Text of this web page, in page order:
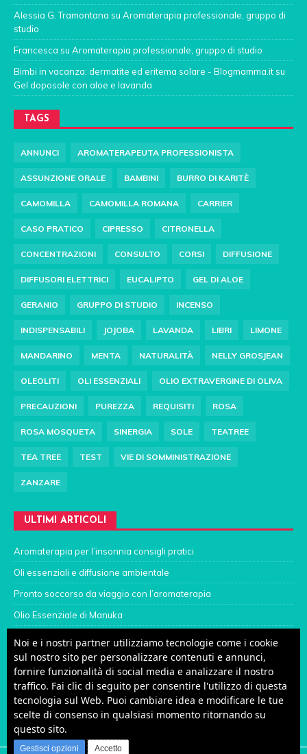
Alessia G. Tramontana su Aromaterapia professionale, gruppo di
studio
Francesca su Aromaterapia professionale, gruppo di studio
Bimbi in vacanza: dermatite ed eritema solare - Blogmamma.itsu
Gel doposole con aloe e lavanda
TAGS
ANNUNCI AROMATERAPEUTA PROFESSIONISTA
ASSUNZIONE ORALE BAMBINI BURRO DI KARITÈ
CAMOMILLA CAMOMILLA ROMANA CARRIER
CASO PRATICO CIPRESSO CITRONELLA
CONCENTRAZIONI CONSULTO CORSI DIFFUSIONE
DIFFUSORI ELETTRICI EUCALIPTO GEL DI ALOE
GERANIO GRUPPO DI STUDIO INCENSO
INDISPENSABILI JOJOBA LAVANDA LIBRI LIMONE
MANDARINO MENTA NATURALITÀ NELLY GROSJEAN
OLEOLITI OLI ESSENZIALI OLIO EXTRAVERGINE DI OLIVA
PRECAUZIONI PUREZZA REQUISITI ROSA
ROSA MOSQUETA SINERGIA SOLE TEATREE
TEA TREE TEST VIE DI SOMMINISTRAZIONE
ZANZARE
ULTIMI ARTICOLI
Aromaterapia per l’insonnia consigli pratici
Oli essenziali e diffusione ambientale
Pronto soccorso da viaggio con l’aromaterapia
Olio Essenziale di Manuka
Gengive infiammate che sanguinano
Varicella, aromaterapia per alleviare prurito e gonfiore
Otite dei bambini e aromaterapia
Aromaterapia Professionale su Facebook
Noi e i nostri partner utilizziamo tecnologie come i cookie
sul nostro sito per personalizzare contenuti e annunci,
fornire funzionalità di social media e analizzare il nostro
traffico. Fai clic di seguito per consentire l'utilizzo di questa
tecnologia sul Web. Puoi cambiare idea e modificare le tue
scelte di consenso in qualsiasi momento ritornando su
questo sito.
Gestisci opzioni Accetto